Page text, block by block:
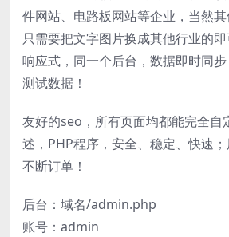
件网站、电路板网站等企业，当然其
只需要把文字图片换成其他行业的即
响应式，同一个后台，数据即时同
测试数据！
友好的seo，所有页面均都能完全自
述，PHP程序，安全、稳定、快速
不断订单！
后台：域名/admin.php
账号：admin